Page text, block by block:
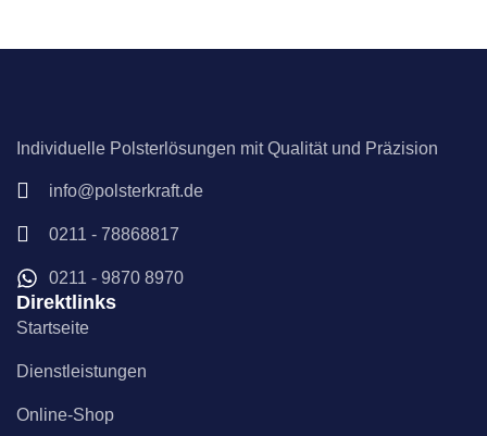
Individuelle Polsterlösungen mit Qualität und Präzision
info@polsterkraft.de
0211 - 78868817
0211 - 9870 8970
Direktlinks
Startseite
Dienstleistungen
Online-Shop